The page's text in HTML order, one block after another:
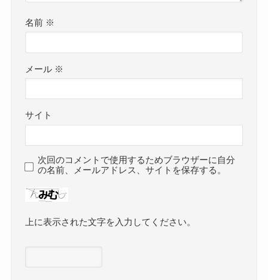
名前 ※
メール ※
サイト
次回のコメントで使用するためブラウザーに自分
の名前、メールアドレス、サイトを保存する。
上に表示された文字を入力してください。